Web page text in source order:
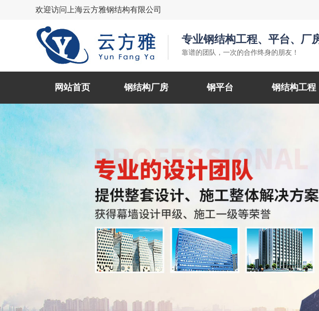
欢迎访问上海云方雅钢结构有限公司
专业钢结构工程、平台、厂
靠谱的团队，一次的合作终身的朋友！
网站首页 钢结构厂房 钢平台 钢结构工程